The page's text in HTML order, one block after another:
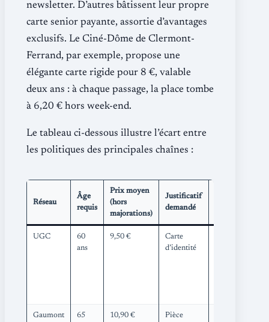
newsletter. D’autres bâtissent leur propre
carte senior payante, assortie d’avantages
exclusifs. Le Ciné-Dôme de Clermont-
Ferrand, par exemple, propose une
élégante carte rigide pour 8 €, valable
deux ans : à chaque passage, la place tombe
à 6,20 € hors week-end.
Le tableau ci-dessous illustre l’écart entre
les politiques des principales chaînes :
Réseau
Âge
requis
Prix moyen
(hors
majorations)
Justificatif
demandé
UGC
60
ans
9,50 €
Carte
d’identité
Gaumont 65 10,90 € Pièce